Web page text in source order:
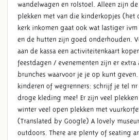
wandelwagen en rolstoel. Alleen zijn
plekken met van die kinderkopjes (het
kerk inkomen gaat ook wat lastiger
en de hutten zijn goed onderhouden.
aan de kassa een activiteitenkaart
feestdagen / evenementen zijn er
brunches waarvoor je je op kunt
kinderen of wegrenners: schrijf je tel nr
droge kleding mee! Er zijn veel
winter veel open plekken met
(Translated by Google) A lovely
outdoors. There are plenty of seating